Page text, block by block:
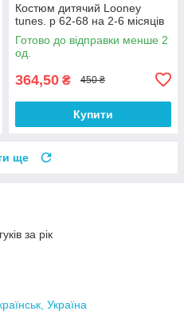
Костюм дитячий Looney
tunes. р 62-68 на 2-6 місяців
Готово до відправки менше 2
од.
364,50 ₴ 450 ₴
Купити
ще
за рік
Україна